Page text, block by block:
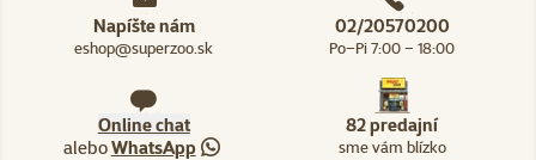
Napíšte nám
eshop@superzoo.sk
02/20570200
Po–Pi 7:00 – 18:00
Online chat
aleboWhatsApp
82 predajní
sme vám blízko